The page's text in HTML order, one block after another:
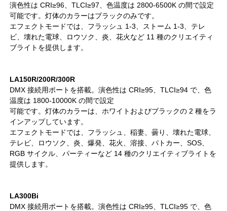
演色性は CRI≥96、TLCI≥97、色温度は 2800-6500K の間で設定
可能です。灯体のカラーはブラックのみです。
エフェクトモードでは、フラッシュ 1-3、ストーム 1-3、テレ
ビ、壊れた電球、ロウソク、炎、花火など 11 種のクリエイティ
ブライトを提供します。
LA150R/200R/300R
DMX 接続用ポートを搭載。演色性は CRI≥95、TLCI≥94 で、色
温度は 1800-10000K の間で設定
可能です。灯体のカラーは、ホワイトおよびブラックの 2 種をラ
インアップしています。
エフェクトモードでは、フラッシュ、稲妻、曇り、壊れた電球、
テレビ、ロウソク、炎、爆発、花火、溶接、パトカー、SOS、
RGB サイクル、パーティーなど 14 種のクリエイティブライトを
提供します。
LA300Bi
DMX 接続用ポートを搭載。演色性は CRI≥95、TLCI≥95 で、色